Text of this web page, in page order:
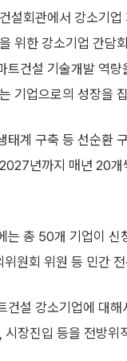
설회관에서 강소기
위한 강소기업 간담
트건설 기술개발 역
기업으로의 성장을
태계 구축 등 선순환
년까지 매년 20
는 총 50개 기업이 신
위원회 위원 등 민간
건설 강소기업에 대
시장진입 등을 전방위